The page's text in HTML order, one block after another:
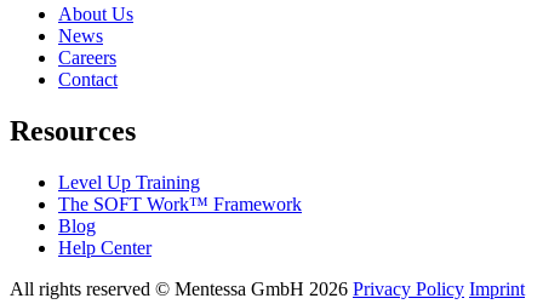
About Us
News
Careers
Contact
Resources
Level Up Training
The SOFT Work™ Framework
Blog
Help Center
All rights reserved © Mentessa GmbH 2026 Privacy Policy Imprint